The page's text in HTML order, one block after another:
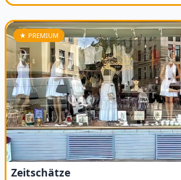
★ PREMIUM
Zeitschätze